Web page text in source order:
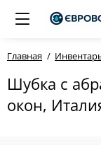
Главная
Шубка с
окон,